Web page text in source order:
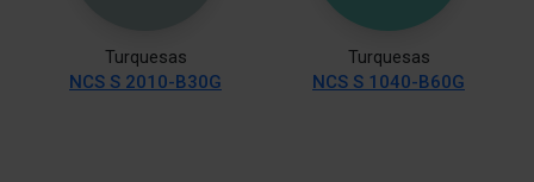
Turquesas
NCS S 2010-B30G
Turquesas
NCS S 1040-B60G